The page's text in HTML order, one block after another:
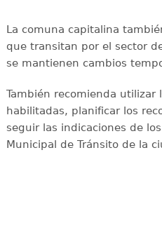
La comuna capitalina
que transitan por el sector
se mantienen cambios
También recomienda utilizar
habilitadas, planificar los
seguir las indicaciones de
Municipal de Tránsito de la